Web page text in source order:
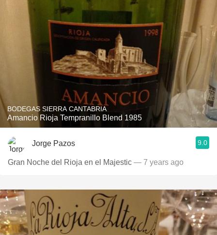
BODEGAS SIERRA CANTABRIA
Amancio Rioja Tempranillo Blend 1985
Jorge Pazos 9.0
Gran Noche del Rioja en el Majestic — 7 years ago